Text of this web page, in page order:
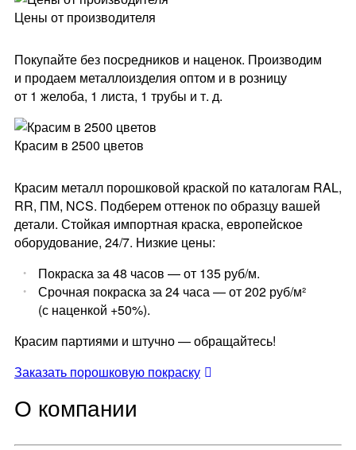
Цены от производителя
Покупайте без посредников и наценок. Производим
и продаем металлоизделия оптом и в розницу
от 1 желоба, 1 листа, 1 трубы и т. д.
Красим в 2500 цветов
Красим металл порошковой краской по каталогам RAL,
RR, ПМ, NCS. Подберем оттенок по образцу вашей
детали. Стойкая импортная краска, европейское
оборудование, 24/7. Низкие цены:
Покраска за 48 часов — от 135 руб/м.
Срочная покраска за 24 часа — от 202 руб/м²
(с наценкой +50%).
Красим партиями и штучно — обращайтесь!
Заказать порошковую покраску
О компании